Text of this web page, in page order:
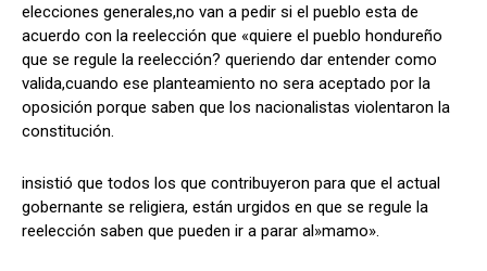
elecciones generales,no van a pedir si el pueblo esta de
acuerdo con la reelección que «quiere el pueblo hondureño
que se regule la reelección? queriendo dar entender como
valida,cuando ese planteamiento no sera aceptado por la
oposición porque saben que los nacionalistas violentaron la
constitución.
insistió que todos los que contribuyeron para que el actual
gobernante se religiera, están urgidos en que se regule la
reelección saben que pueden ir a parar al»mamo».